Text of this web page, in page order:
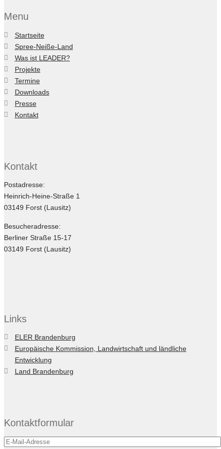
Menu
Startseite
Spree-Neiße-Land
Was ist LEADER?
Projekte
Termine
Downloads
Presse
Kontakt
Kontakt
Postadresse:
Heinrich-Heine-Straße 1
03149 Forst (Lausitz)
Besucheradresse:
Berliner Straße 15-17
03149 Forst (Lausitz)
Links
ELER Brandenburg
Europäische Kommission, Landwirtschaft und ländliche
Entwicklung
Land Brandenburg
Kontaktformular